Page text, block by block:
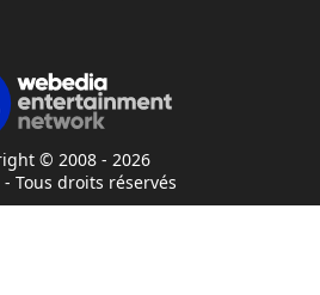
© 2008 - 2026
Tous droits réservés